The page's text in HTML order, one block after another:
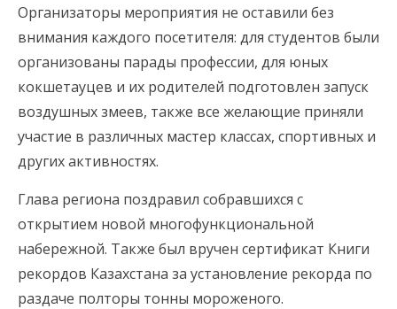
Организаторы мероприятия не оставили без
внимания каждого посетителя: для студентов были
организованы парады профессии, для юных
кокшетауцев и их родителей подготовлен запуск
воздушных змеев, также все желающие приняли
участие в различных мастер классах, спортивных и
других активностях.
Глава региона поздравил собравшихся с
открытием новой многофункциональной
набережной. Также был вручен сертификат Книги
рекордов Казахстана за установление рекорда по
раздаче полторы тонны мороженого.